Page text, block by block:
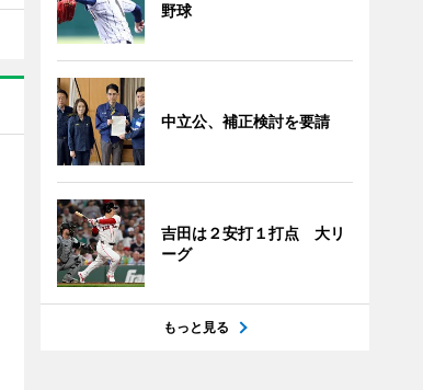
野球
中立公、補正検討を要請
吉田は２安打１打点 大リ
ーグ
もっと見る